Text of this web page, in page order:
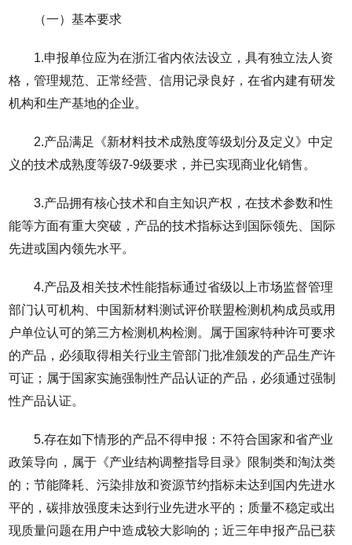
（一）基本要求
1.申报单位应为在浙江省内依法设立，具有独立法人资
格，管理规范、正常经营、信用记录良好，在省内建有研发
机构和生产基地的企业。
2.产品满足《新材料技术成熟度等级划分及定义》中定
义的技术成熟度等级7-9级要求，并已实现商业化销售。
3.产品拥有核心技术和自主知识产权，在技术参数和性
能等方面有重大突破，产品的技术指标达到国际领先、国际
先进或国内领先水平。
4.产品及相关技术性能指标通过省级以上市场监督管理
部门认可机构、中国新材料测试评价联盟检测机构成员或用
户单位认可的第三方检测机构检测。属于国家特种许可要求
的产品，必须取得相关行业主管部门批准颁发的产品生产许
可证；属于国家实施强制性产品认证的产品，必须通过强制
性产品认证。
5.存在如下情形的产品不得申报：不符合国家和省产业
政策导向，属于《产业结构调整指导目录》限制类和淘汰类
的；节能降耗、污染排放和资源节约指标未达到国内先进水
平的，碳排放强度未达到行业先进水平的；质量不稳定或出
现质量问题在用户中造成较大影响的；近三年申报产品已获